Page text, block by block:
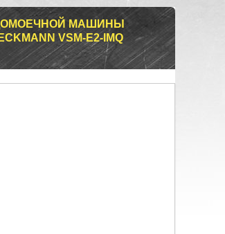
МАШИНЫ
VSM-E2-IMQ